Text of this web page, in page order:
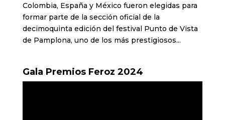
Colombia, España y México fueron elegidas para
formar parte de la sección oficial de la
decimoquinta edición del festival Punto de Vista
de Pamplona, uno de los más prestigiosos...
Gala Premios Feroz 2024